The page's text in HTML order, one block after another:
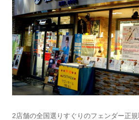
2店舗の全国選りすぐりのフェンダー正